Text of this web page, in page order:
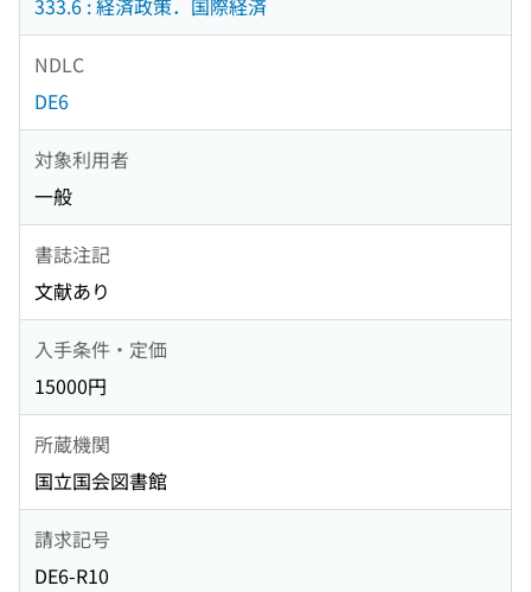
333.6 : 経済政策．国際経済
NDLC
DE6
対象利用者
一般
書誌注記
文献あり
入手条件・定価
15000円
所蔵機関
国立国会図書館
請求記号
DE6-R10